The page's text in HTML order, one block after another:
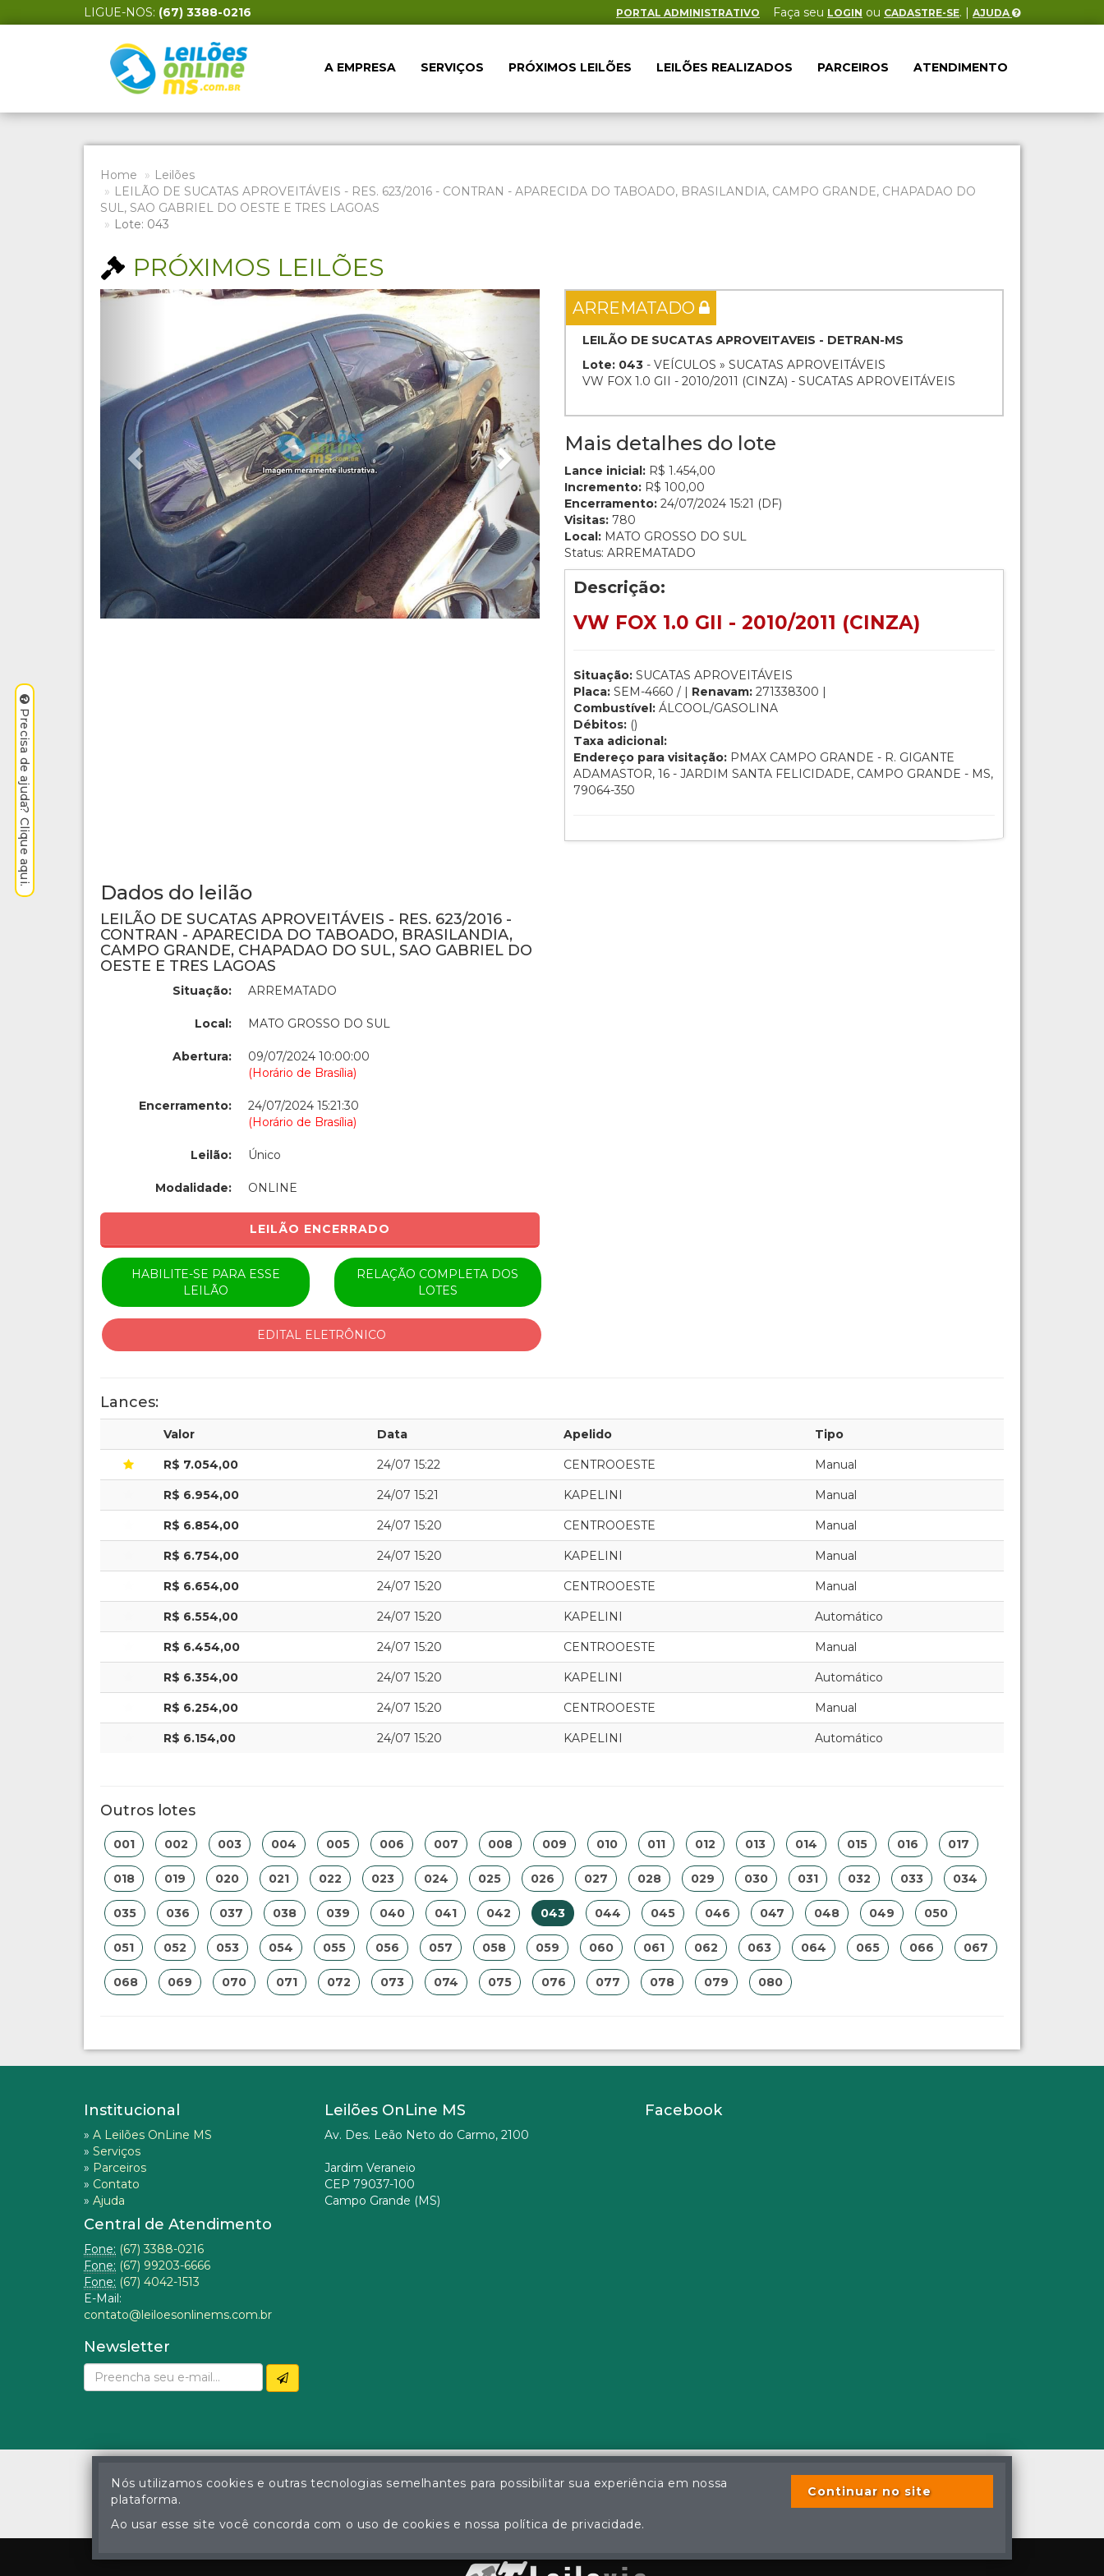
LIGUE-NOS: (67) 3388-0216 PORTAL ADMINISTRATIVO Faça seu LOGIN ou CADASTRE-SE. | AJUDA
A EMPRESA SERVIÇOS PRÓXIMOS LEILÕES LEILÕES REALIZADOS PARCEIROS ATENDIMENTO
Home
Leilões
LEILÃO DE SUCATAS APROVEITÁVEIS - RES. 623/2016 - CONTRAN - APARECIDA DO TABOADO, BRASILANDIA, CAMPO GRANDE, CHAPADAO DO
SUL, SAO GABRIEL DO OESTE E TRES LAGOAS
Lote: 043
PRÓXIMOS LEILÕES
Previous Next ARREMATADO
LEILÃO DE SUCATAS APROVEITAVEIS - DETRAN-MS
Lote: 043 - VEÍCULOS » SUCATAS APROVEITÁVEIS
VW FOX 1.0 GII - 2010/2011 (CINZA) - SUCATAS APROVEITÁVEIS
Mais detalhes do lote
Lance inicial: R$ 1.454,00
Incremento: R$ 100,00
Encerramento: 24/07/2024 15:21 (DF)
Visitas: 780
Local: MATO GROSSO DO SUL
Status: ARREMATADO
Descrição:
VW FOX 1.0 GII - 2010/2011 (CINZA)
Situação: SUCATAS APROVEITÁVEIS
Placa: SEM-4660 / | Renavam: 271338300 |
Combustível: ÁLCOOL/GASOLINA
Débitos: ()
Taxa adicional:
Endereço para visitação: PMAX CAMPO GRANDE - R. GIGANTE
ADAMASTOR, 16 - JARDIM SANTA FELICIDADE, CAMPO GRANDE - MS,
79064-350
Dados do leilão
LEILÃO DE SUCATAS APROVEITÁVEIS - RES. 623/2016 -
CONTRAN - APARECIDA DO TABOADO, BRASILANDIA,
CAMPO GRANDE, CHAPADAO DO SUL, SAO GABRIEL DO
OESTE E TRES LAGOAS
Situação: ARREMATADO
Local: MATO GROSSO DO SUL
Abertura:
09/07/2024 10:00:00
(Horário de Brasília)
Encerramento:
24/07/2024 15:21:30
(Horário de Brasília)
Leilão: Único
Modalidade: ONLINE
LEILÃO ENCERRADO
HABILITE-SE PARA ESSE
LEILÃO
RELAÇÃO COMPLETA DOS
LOTES
EDITAL ELETRÔNICO
Lances:
Valor Data Apelido Tipo
R$ 7.054,00 24/07 15:22 CENTROOESTE Manual
R$ 6.954,00 24/07 15:21 KAPELINI Manual
R$ 6.854,00 24/07 15:20 CENTROOESTE Manual
R$ 6.754,00 24/07 15:20 KAPELINI Manual
R$ 6.654,00 24/07 15:20 CENTROOESTE Manual
R$ 6.554,00 24/07 15:20 KAPELINI Automático
R$ 6.454,00 24/07 15:20 CENTROOESTE Manual
R$ 6.354,00 24/07 15:20 KAPELINI Automático
R$ 6.254,00 24/07 15:20 CENTROOESTE Manual
R$ 6.154,00 24/07 15:20 KAPELINI Automático
Outros lotes
001 002 003 004 005 006 007 008 009 010 011 012 013 014 015 016 017
018 019 020 021 022 023 024 025 026 027 028 029 030 031 032 033 034
035 036 037 038 039 040 041 042 043 044 045 046 047 048 049 050
051 052 053 054 055 056 057 058 059 060 061 062 063 064 065 066 067
068 069 070 071 072 073 074 075 076 077 078 079 080
Institucional
» A Leilões OnLine MS
» Serviços
» Parceiros
» Contato
» Ajuda
Central de Atendimento
Fone: (67) 3388-0216
Fone: (67) 99203-6666
Fone: (67) 4042-1513
E-Mail:
contato@leiloesonlinems.com.br
Newsletter
Leilões OnLine MS
Av. Des. Leão Neto do Carmo, 2100
Jardim Veraneio
CEP 79037-100
Campo Grande (MS)
Facebook
© Gustavo Correa Pereira da Silva - Leiloeiro Público Oficial - Matrícula nº 26 JUCEMS - Todos os direitos reservados
A cópia ou reprodução não autorizada do conteúdo deste site poderá acarretar em penas previstas em lei.
Precisa de ajuda? Clique aqui.
Nós utilizamos cookies e outras tecnologias semelhantes para possibilitar sua experiência em nossa
plataforma.
Ao usar esse site você concorda com o uso de cookies e nossa política de privacidade.
Continuar no site